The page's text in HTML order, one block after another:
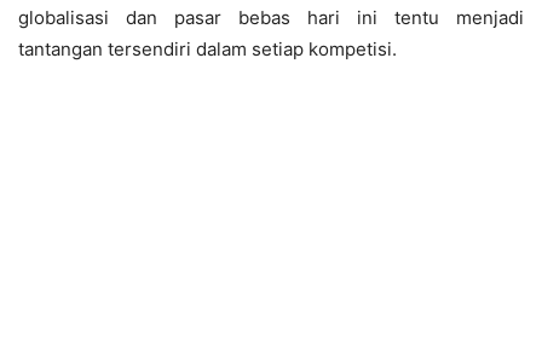
globalisasi dan pasar bebas hari ini tentu menjadi
tantangan tersendiri dalam setiap kompetisi.